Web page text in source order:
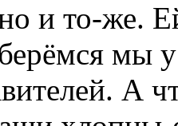
и то-же.
мы
А